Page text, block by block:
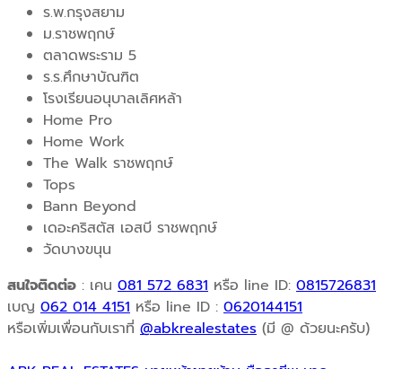
ร.พ.กรุงสยาม
ม.ราชพฤกษ์
ตลาดพระราม 5
ร.ร.ศึกษาบัณฑิต
โรงเรียนอนุบาลเลิศหล้า
Home Pro
Home Work
The Walk ราชพฤกษ์
Tops
Bann Beyond
เดอะคริสตัส เอสบี ราชพฤกษ์
วัดบางขนุน
สนใจติดต่อ : เคน 081 572 6831 หรือ line ID: 0815726831
เบญ 062 014 4151 หรือ line ID : 0620144151
หรือเพิ่มเพื่อนกับเราที่ @abkrealestates (มี @ ด้วยนะครับ)